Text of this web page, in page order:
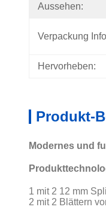
Aussehen:
Verpackung
Hervorheben:
Produkt-
Modernes und
1 mit 2 12 mm
2 mit 2 Blättern